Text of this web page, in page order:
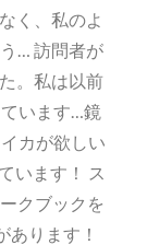
く、私のよ
… 訪問者が
。私は以前
います…鏡
カが欲しい
います！ ス
クブックを
あります！